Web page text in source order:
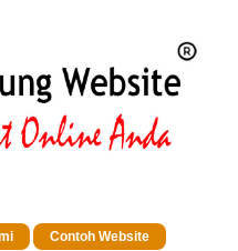
Contoh Website